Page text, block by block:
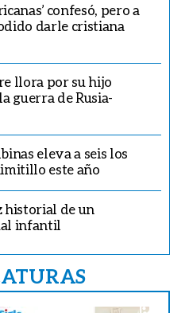
confesó, pero a
darle cristiana
llora por su hijo
guerra de Rusia-
eleva a seis los
este año
historial de un
infantil